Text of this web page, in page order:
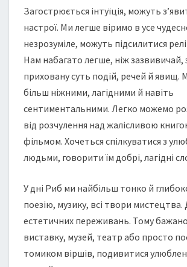
Загострюється інтуїція, можуть
настрої. Ми легше віримо в усе
незрозуміле, можуть підсилитися
Нам набагато легше, ніж зазвивичай,
приховану суть подій, речей й явищ.
більш ніжними, лагідними й навіть
сентиментальними. Легко можемо
від розчулення над жалісливою
фільмом. Хочеться спілкуватися з
людьми, говорити їм добрі, лагідні
У дні Риб ми найбільш тонко й
поезію, музику, всі твори
естетичних переживань. Тому бажано
виставку, музей, театр або просто
томиком віршів, подивитися